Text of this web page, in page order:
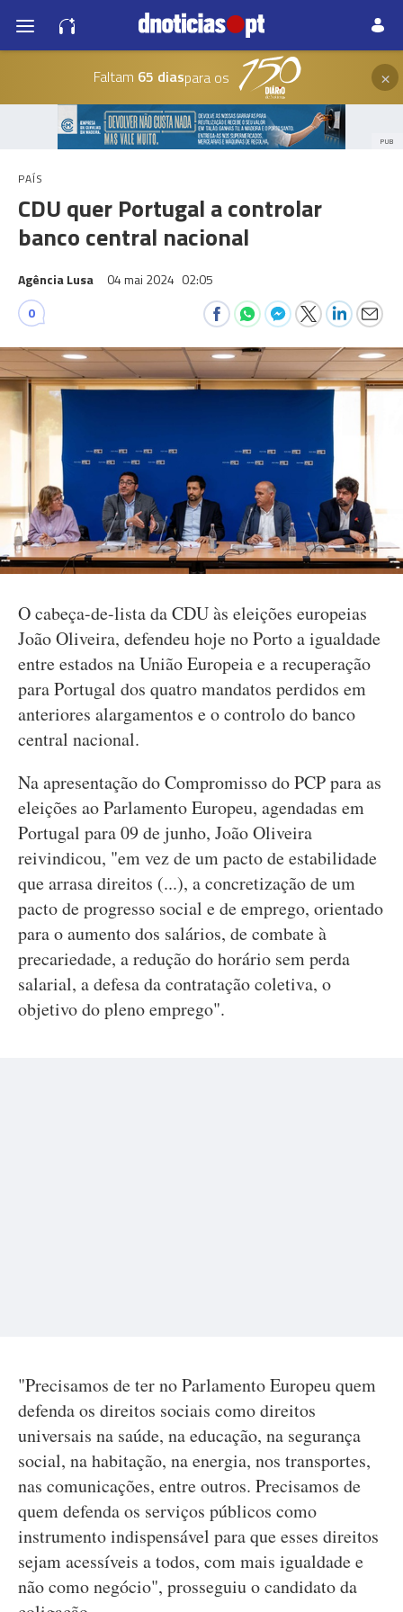
Faltam 65 diaspara os ×
PUB
PAÍS
CDU quer Portugal a controlar
banco central nacional
Agência Lusa 04 mai 2024 02:05
0
O cabeça-de-lista da CDU às eleições europeias
João Oliveira, defendeu hoje no Porto a igualdade
entre estados na União Europeia e a recuperação
para Portugal dos quatro mandatos perdidos em
anteriores alargamentos e o controlo do banco
central nacional.
Na apresentação do Compromisso do PCP para as
eleições ao Parlamento Europeu, agendadas em
Portugal para 09 de junho, João Oliveira
reivindicou, "em vez de um pacto de estabilidade
que arrasa direitos (...), a concretização de um
pacto de progresso social e de emprego, orientado
para o aumento dos salários, de combate à
precariedade, a redução do horário sem perda
salarial, a defesa da contratação coletiva, o
objetivo do pleno emprego".
"Precisamos de ter no Parlamento Europeu quem
defenda os direitos sociais como direitos
universais na saúde, na educação, na segurança
social, na habitação, na energia, nos transportes,
nas comunicações, entre outros. Precisamos de
quem defenda os serviços públicos como
instrumento indispensável para que esses direitos
sejam acessíveis a todos, com mais igualdade e
não como negócio", prosseguiu o candidato da